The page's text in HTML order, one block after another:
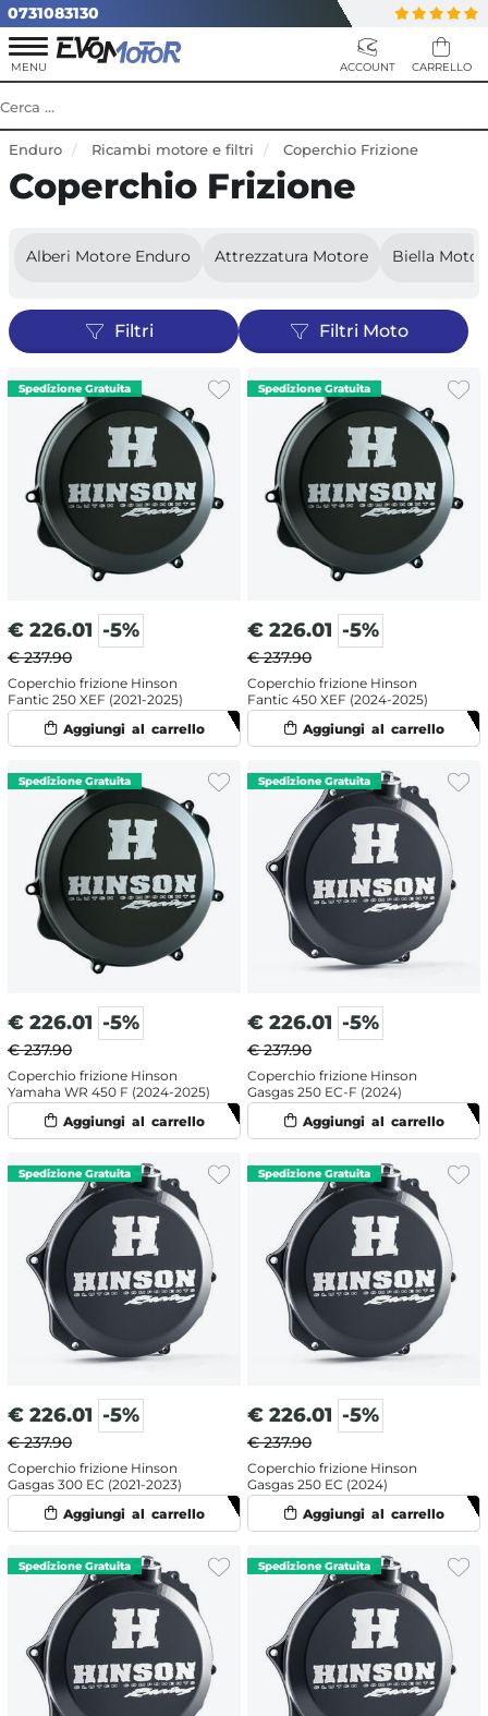
0731083130
Enduro Ricambi motore e filtri Coperchio Frizione
Coperchio Frizione
Alberi Motore Enduro Attrezzatura Motore Biella
Filtri Filtri Moto
€ 226.01 -5%
€ 237.90
Coperchio frizione Hinson
Fantic 250 XEF (2021-2025)
€ 226.01 -5%
€ 237.90
Coperchio frizione Hinson
Fantic 450 XEF (2024-2025)
€ 226.01 -5%
€ 237.90
Coperchio frizione Hinson
Yamaha WR 450 F (2024-2025)
€ 226.01 -5%
€ 237.90
Coperchio frizione Hinson
Gasgas 250 EC-F (2024)
€ 226.01 -5%
€ 237.90
Coperchio frizione Hinson
Gasgas 300 EC (2021-2023)
€ 226.01 -5%
€ 237.90
Coperchio frizione Hinson
Gasgas 250 EC (2024)